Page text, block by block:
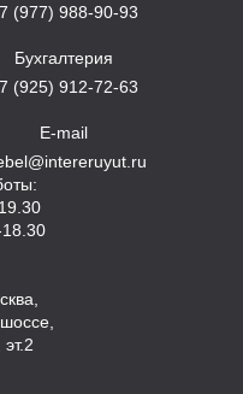
(977) 988-90-93
Бухгалтерия
(925) 912-72-63
E-mail